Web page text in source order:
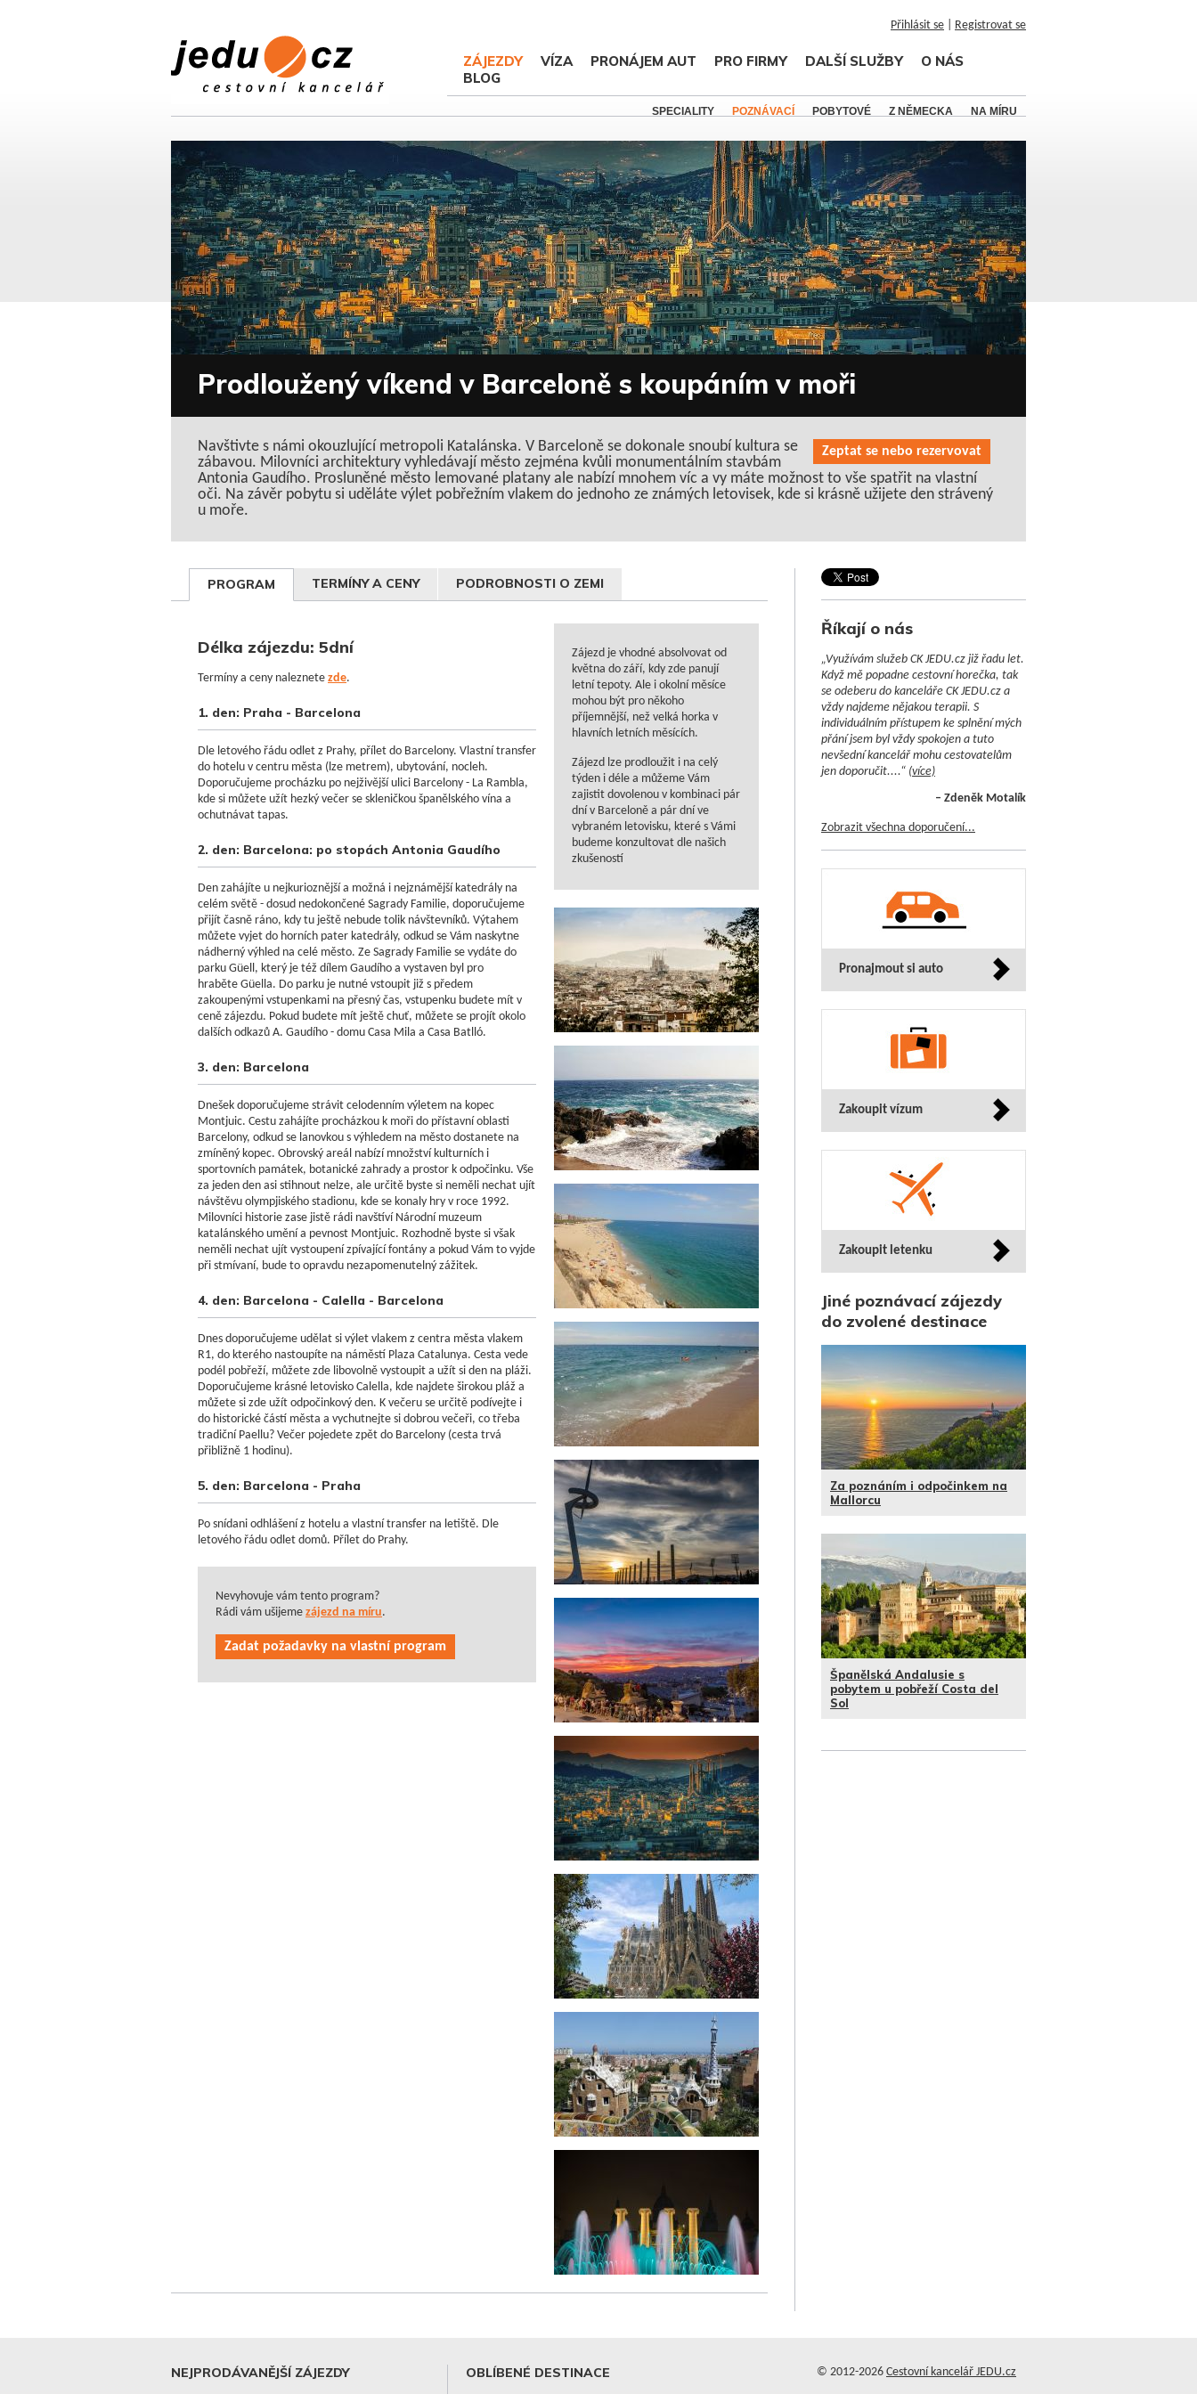
Přihlásit se Registrovat se
ZÁJEZDY VÍZA PRONÁJEM AUT PRO FIRMY DALŠÍ SLUŽBY
O NÁS
BLOG
SPECIALITY POZNÁVACÍ POBYTOVÉ Z NĚMECKA NA MÍRU
Prodloužený víkend v Barceloně s koupáním v moři
Zeptat se nebo rezervovat
Navštivte s námi okouzlující metropoli Katalánska. V Barceloně se dokonale snoubí kultura se
zábavou. Milovníci architektury vyhledávají město zejména kvůli monumentálním stavbám
Antonia Gaudího. Prosluněné město lemované platany ale nabízí mnohem víc a vy máte možnost to vše spatřit na vlastní
oči. Na závěr pobytu si uděláte výlet pobřežním vlakem do jednoho ze známých letovisek, kde si krásně užijete den strávený
u moře.
PROGRAM TERMÍNY A CENY PODROBNOSTI O ZEMI
Zájezd je vhodné absolvovat od
května do září, kdy zde panují
letní tepoty. Ale i okolní měsíce
mohou být pro někoho
příjemnější, než velká horka v
hlavních letních měsících.
Zájezd lze prodloužit i na celý
týden i déle a můžeme Vám
zajistit dovolenou v kombinaci pár
dní v Barceloně a pár dní ve
vybraném letovisku, které s Vámi
budeme konzultovat dle našich
zkušeností
Délka zájezdu: 5dní
Termíny a ceny naleznete zde.
1. den: Praha - Barcelona
Dle letového řádu odlet z Prahy, přílet do Barcelony. Vlastní transfer
do hotelu v centru města (lze metrem), ubytování, nocleh.
Doporučujeme procházku po nejživější ulici Barcelony - La Rambla,
kde si můžete užít hezký večer se skleničkou španělského vína a
ochutnávat tapas.
2. den: Barcelona: po stopách Antonia Gaudího
Den zahájíte u nejkurioznější a možná i nejznámější katedrály na
celém světě - dosud nedokončené Sagrady Familie, doporučujeme
přijít časně ráno, kdy tu ještě nebude tolik návštevníků. Výtahem
můžete vyjet do horních pater katedrály, odkud se Vám naskytne
nádherný výhled na celé město. Ze Sagrady Familie se vydáte do
parku Güell, který je též dílem Gaudího a vystaven byl pro
hraběte Güella. Do parku je nutné vstoupit již s předem
zakoupenými vstupenkami na přesný čas, vstupenku budete mít v
ceně zájezdu. Pokud budete mít ještě chuť, můžete se projít okolo
dalších odkazů A. Gaudího - domu Casa Mila a Casa Batlló.
3. den: Barcelona
Dnešek doporučujeme strávit celodenním výletem na kopec
Montjuic. Cestu zahájíte procházkou k moři do přístavní oblasti
Barcelony, odkud se lanovkou s výhledem na město dostanete na
zmíněný kopec. Obrovský areál nabízí množství kulturních i
sportovních památek, botanické zahrady a prostor k odpočinku. Vše
za jeden den asi stihnout nelze, ale určitě byste si neměli nechat ujít
návštěvu olympjiského stadionu, kde se konaly hry v roce 1992.
Milovníci historie zase jistě rádi navštíví Národní muzeum
katalánského umění a pevnost Montjuic. Rozhodně byste si však
neměli nechat ujít vystoupení zpívající fontány a pokud Vám to vyjde
při stmívaní, bude to opravdu nezapomenutelný zážitek.
4. den: Barcelona - Calella - Barcelona
Dnes doporučujeme udělat si výlet vlakem z centra města vlakem
R1, do kterého nastoupíte na náměstí Plaza Catalunya. Cesta vede
podél pobřeží, můžete zde libovolně vystoupit a užít si den na pláži.
Doporučujeme krásné letovisko Calella, kde najdete širokou pláž a
můžete si zde užít odpočinkový den. K večeru se určitě podívejte i
do historické částí města a vychutnejte si dobrou večeři, co třeba
tradiční Paellu? Večer pojedete zpět do Barcelony (cesta trvá
přibližně 1 hodinu).
5. den: Barcelona - Praha
Po snídani odhlášení z hotelu a vlastní transfer na letiště. Dle
letového řádu odlet domů. Přílet do Prahy.
Nevyhovuje vám tento program?
Rádi vám ušijeme zájezd na míru.
Zadat požadavky na vlastní program
Říkají o nás
„Využívám služeb CK JEDU.cz již řadu let.
Když mě popadne cestovní horečka, tak
se odeberu do kanceláře CK JEDU.cz a
vždy najdeme nějakou terapii. S
individuálním přístupem ke splnění mých
přání jsem byl vždy spokojen a tuto
nevšední kancelář mohu cestovatelům
jen doporučit....“ (více)
– Zdeněk Motalík
Zobrazit všechna doporučení...
Pronajmout si auto
Zakoupit vízum
Zakoupit letenku
Jiné poznávací zájezdy
do zvolené destinace
Za poznáním i odpočinkem na
Mallorcu
Španělská Andalusie s
pobytem u pobřeží Costa del
Sol
NEJPRODÁVANĚJŠÍ ZÁJEZDY OBLÍBENÉ DESTINACE © 2012-2026 Cestovní kancelář JEDU.cz